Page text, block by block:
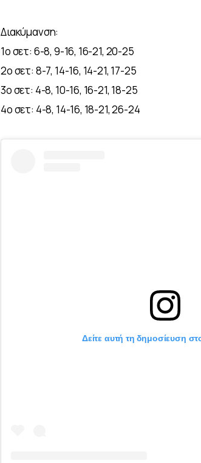
Διακύμανση:
1ο σετ: 6-8, 9-16, 16-21, 20-25
2ο σετ: 8-7, 14-16, 14-21, 17-25
3ο σετ: 4-8, 10-16, 16-21, 18-25
4ο σετ: 4-8, 14-16, 18-21, 26-24
Δείτε αυτή τη δημοσίευση